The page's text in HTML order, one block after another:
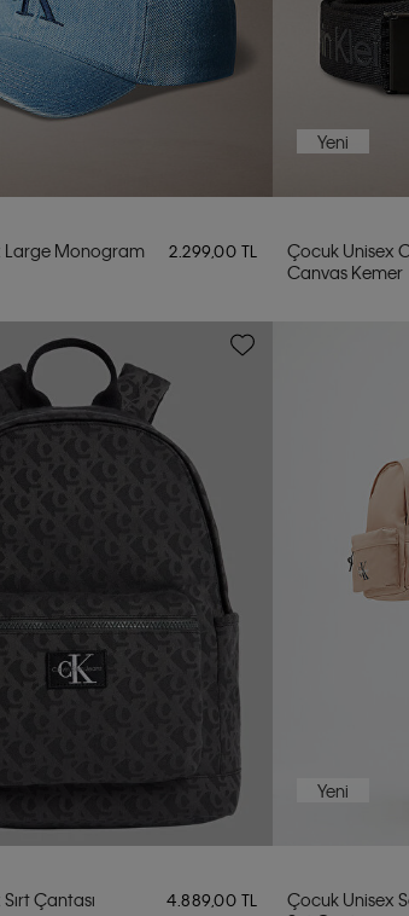
Large Monogram
2.299,00 TL
Yeni
Çocuk Unisex
Canvas Kemer
Çantası 4.889,00 TL
Yeni
Çocuk Unisex